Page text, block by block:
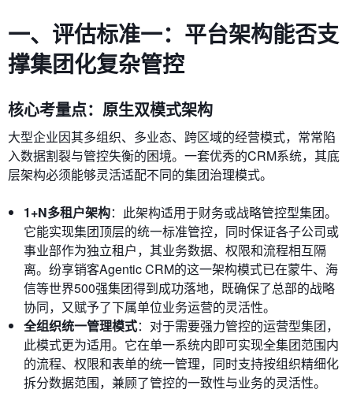
一、评估标准一：平台架构能否支
撑集团化复杂管控
核心考量点：原生双模式架构
大型企业因其多组织、多业态、跨区域的经营模式，常常陷
入数据割裂与管控失衡的困境。一套优秀的CRM系统，其底
层架构必须能够灵活适配不同的集团治理模式。
1+N多租户架构：此架构适用于财务或战略管控型集团。
它能实现集团顶层的统一标准管控，同时保证各子公司或
事业部作为独立租户，其业务数据、权限和流程相互隔
离。纷享销客Agentic CRM的这一架构模式已在蒙牛、海
信等世界500强集团得到成功落地，既确保了总部的战略
协同，又赋予了下属单位业务运营的灵活性。
全组织统一管理模式：对于需要强力管控的运营型集团，
此模式更为适用。它在单一系统内即可实现全集团范围内
的流程、权限和表单的统一管理，同时支持按组织精细化
拆分数据范围，兼顾了管控的一致性与业务的灵活性。